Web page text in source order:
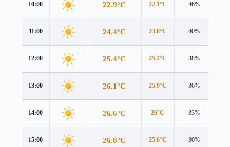
10:00 22.9°C 22.1°C 46%
11:00 24.4°C 23.8°C 40%
12:00 25.4°C 25.2°C 38%
13:00 26.1°C 25.9°C 36%
14:00 26.6°C 26°C 33%
15:00 26.8°C 25.6°C 30%